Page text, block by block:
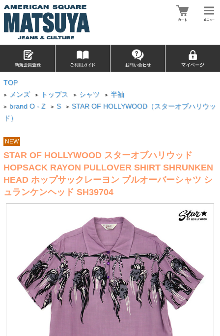
TOP
> メンズ > トップス > シャツ > 半袖
> brand O - Z > S > STAR OF HOLLYWOOD（スターオブハリウッ
ド）
NEW
STAR OF HOLLYWOOD スターオブハリウッド
HOPSACK RAYON PULLOVER SHIRT SHRUNKEN
HEAD ホップサックレーヨン プルオーバーシャツ シ
ュランケンヘッド SH39704